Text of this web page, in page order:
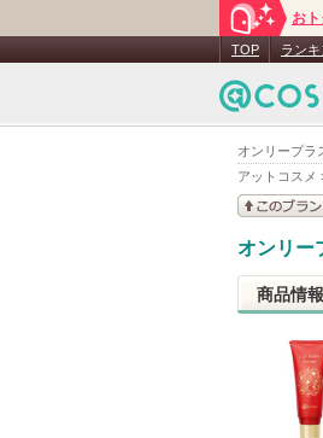
オンリープラ
アットコスメ
お
TOP ラン
このブラ
オンリー
商品情報